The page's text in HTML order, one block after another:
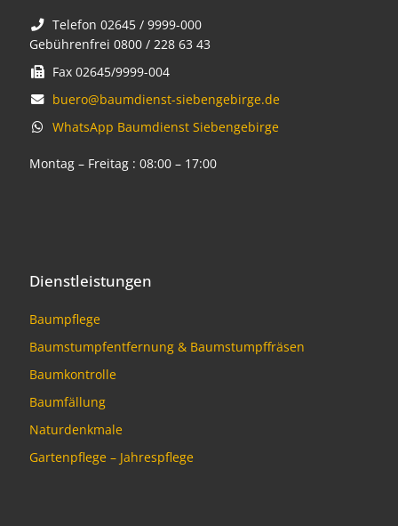
Telefon 02645 / 9999-000
Gebührenfrei 0800 / 228 63 43
Fax 02645/9999-004
buero@baumdienst-siebengebirge.de
WhatsApp Baumdienst Siebengebirge
Montag – Freitag : 08:00 – 17:00
Dienstleistungen
Baumpflege
Baumstumpfentfernung & Baumstumpffräsen
Baumkontrolle
Baumfällung
Naturdenkmale
Gartenpflege – Jahrespflege